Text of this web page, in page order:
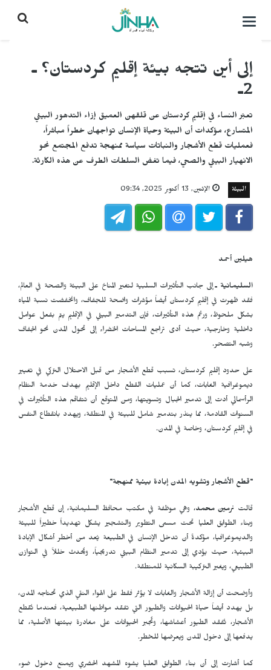
التحكم
إلى أين تتجه بيئة إقليم كردستان؟ ـ
2ـ
تعبّر النساء في إقليم كردستان عن قلقهن العميق إزاء التدهور البيئي
المتسارع، مؤكدات أن البيئة وحياة الإنسان تواجهان خطراً مباشراً،
فعمليات قطع الأشجار والنباتات سياسة ممنهجة تدفع المجتمع نحو
الانهيار البيئي والصحي، فيما تغض السلطات الطرف عن هذه الكارثة.
البيئة الإثنين, 13 أكتوبر 2025, 09:34
هيلين أحمد
السليمانية ـإلى جانب التأثيرات السلبية لتغير المناخ على البيئة والصحة في العالم،
فقد ظهرت في إقليم كردستان أيضاً مؤشرات واضحة للجفاف، وانخفضت نسبة المياه
بشكل ملحوظ، ورغم هذه التأثيرات، فإن التدمير البيئي في الإقليم يتم بفعل عوامل
داخلية وخارجية، حيث أدى تراجع المساحات الخضراء إلى تحول المدن نحو الجفاف
وشبه التصحر.
على حدود إقليم كردستان، تسبب قطع الأشجار من قبل الاحتلال التركي في تغيير
ديموغرافية الغابات، كما أن عمليات القطع داخل الإقليم بهدف خدمة النظام
الرأسمالي أدت إلى تدمير الجبال وتسويتها، ومن المتوقع أن تتفاقم هذه التأثيرات في
السنوات القادمة، مما ينذر بتدمير شامل للبيئة في المنطقة، ويهدد بانقطاع النفس
في إقليم كردستان، وخاصة في المدن.
"قطع الأشجار وتشويه المدن إبادة بيئية ممنهجة"
قالت نرمين محمد، وهي موظفة في مكتب محافظ السليمانية، إن قطع الأشجار
وبناء الطوابق العليا تحت مسمى التطوير والتشجير يشكل تهديداً خطيراً للبيئة
والديموغرافيا، مؤكدةً أن تدخل الإنسان في الطبيعة يُعد من أخطر أشكال الإبادة
البيئية، حيث يؤدي إلى تدمير النظام البيئي تدريجياً، ويُحدث خللاً في التوازن
الطبيعي، ويغير التركيبة السكانية للمنطقة.
وأوضحت أن إزالة الأشجار والغابات لا يؤثر فقط على الهواء النقي الذي تحتاجه المدن،
بل يهدد أيضاً حياة الحيوانات والطيور التي تفقد مواطنها الطبيعية، فعندما تُقطع
الأشجار، تُفقد الطيور أعشاشها، وتُجبر الحيوانات على مغادرة بيئتها الأصلية، مما
يدفعها إلى دخول المدن ويعرضها للخطر.
كما أشارت إلى أن بناء الطوابق العليا يشوه المشهد الحضري ويمنع دخول ضوء